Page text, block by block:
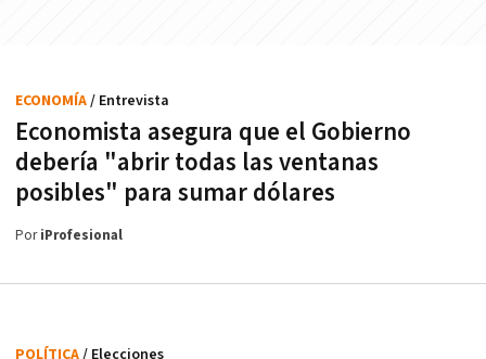
Economista asegura que el Gobierno
debería "abrir todas las ventanas
posibles" para sumar dólares
ECONOMÍA/ Entrevista
PoriProfesional
POLÍTICA/ Elecciones